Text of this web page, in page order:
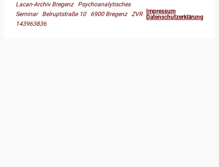
Lacan-Archiv Bregenz Psychoanalytisches
Seminar Belruptstraße 10 6900 Bregenz ZVR
143963836
Impressum
Datenschutzerklärung